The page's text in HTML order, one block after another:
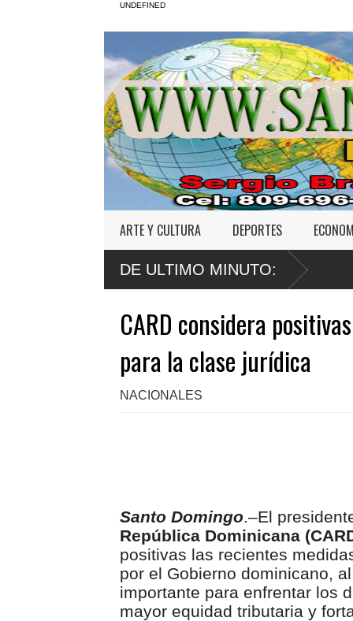
UNDEFINED
ARTE Y CULTURA DEPORTES
DE ULTIMO MINUTO:
CARD considera
para la clase jurídica
NACIONALES
Santo Domingo.–El
República Dominicana
positivas las recientes
por el Gobierno dominicano,
importante para enfrentar los
mayor equidad tributaria y